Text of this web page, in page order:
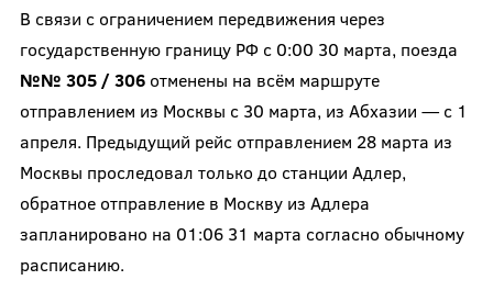
В связи с ограничением передвижения через
государственную границу РФ с 0:00 30 марта, поезда
№№ 305 / 306отменены на всём маршруте
отправлением из Москвы с 30 марта, из Абхазии ­— с 1
апреля. Предыдущий рейс отправлением 28 марта из
Москвы проследовал только до станции Адлер,
обратное отправление в Москву из Адлера
запланировано на 01:06 31 марта согласно обычному
расписанию.